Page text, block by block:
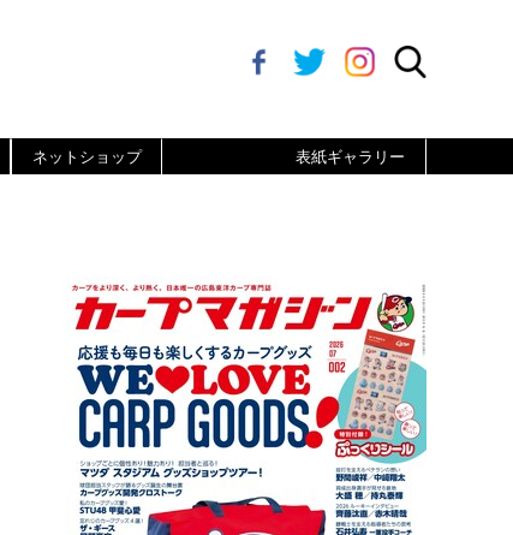
ネットショップ 表紙ギャラリー